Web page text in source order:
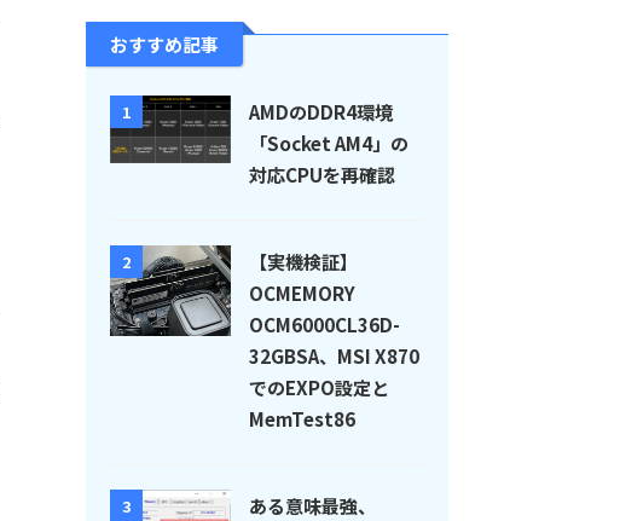
おすすめ記事
1
AMDのDDR4環境
「Socket AM4」の
対応CPUを再確認
2
【実機検証】
OCMEMORY
OCM6000CL36D-
32GBSA、MSI X870
でのEXPO設定と
MemTest86
3
ある意味最強、